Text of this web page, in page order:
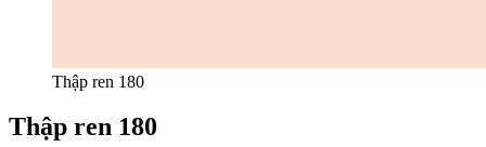
Thập ren 180
Thập ren 180